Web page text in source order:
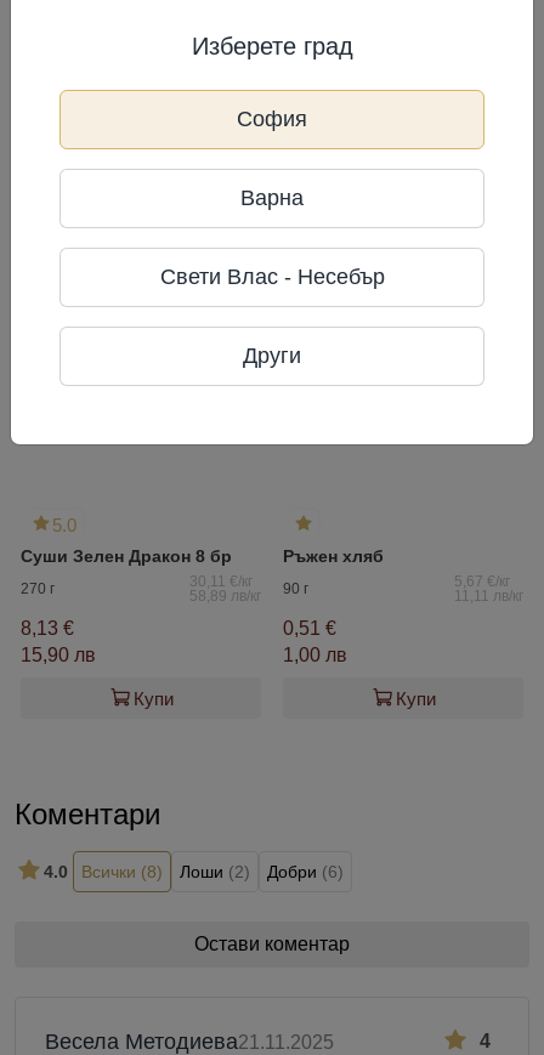
Клуб сандвич с прошуто
16,62 €/кг
3,32 €
Купи
26,00 лв/кг
3,32 €
6,50 лв
Купи
5.0
Суши Зелен Дракон 8 бр
270 г
30,11 €/кг
58,89 лв/кг
8,13 €
15,90 лв
Купи
Ръжен хляб
90 г
5,67 €/кг
11,11 лв/кг
0,51 €
1,00 лв
Купи
Коментари
4.0 Всички (8) Лоши (2) Добри (6)
Остави коментар
4
Весела Методиева21.11.2025
Изберете град
София
Варна
Свети Влас - Несебър
Други